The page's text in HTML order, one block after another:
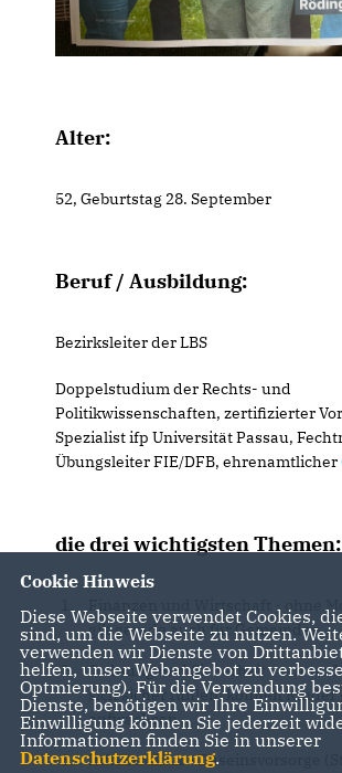
Alter:
52, Geburtstag 28. September
Beruf / Ausbildung:
Bezirksleiter der LBS
Doppelstudium der Rechts- und
Politikwissenschaften, zertifizierter
Spezialist ifp Universität Passau,
Übungsleiter FIE/DFB, ehrenamtlicher
die drei wichtigsten Themen:
Finanzen und Wirtschaft - ohne
gilt gerade auch für Gemeinden
Ordnung und Sicherheit - nur wo
sich sicher fühlen, können Kinder
aufwachsen
Infrastruktur - Daseinsvorsorge
Cookie Hinweis
Diese Webseite verwendet Cookies,
sind, um die Webseite zu nutzen.
verwenden wir Dienste von
helfen, unser Webangebot zu
Optmierung). Für die Verwendung
Dienste, benötigen wir Ihre
Einwilligung können Sie jederzeit
Informationen finden Sie in unserer
Datenschutzerklärung.